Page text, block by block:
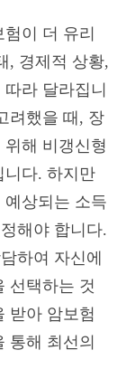
이 더 유리
, 경제적 상황,
라 달라집니
려했을 때, 장
해 비갱신형
니다. 하지만
상되는 소득
해야 합니다.
하여 자신에
선택하는 것
받아 암보험
통해 최선의